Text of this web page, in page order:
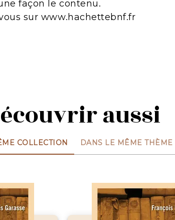
façon le contenu.
sur www.hachettebnf.fr
aussi
COLLECTION DANS LE MÊME THÈME